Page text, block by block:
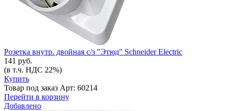
Розетка внутр. двойная с/з "Этюд" Schneider Electric
141 руб.
(в т.ч. НДС 22%)
Купить
Товар под заказ Арт: 60214
Перейти в корзину
Добавлено